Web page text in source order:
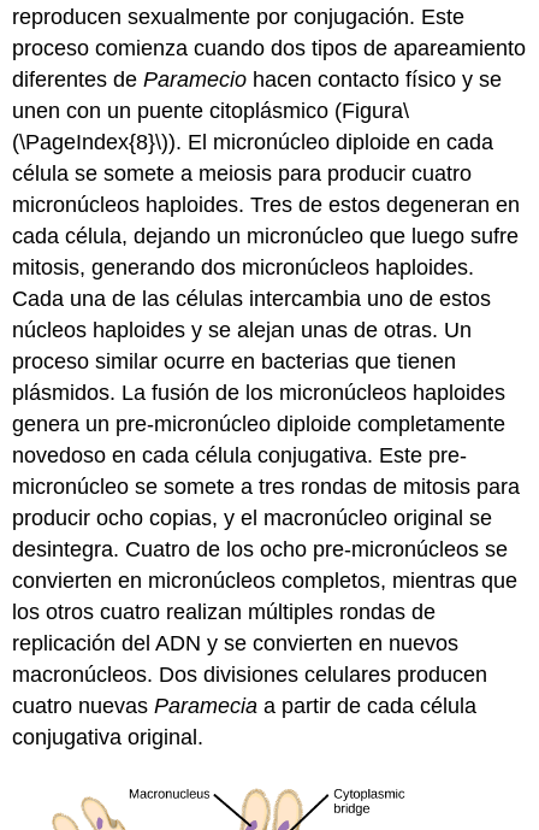
reproducen sexualmente por conjugación. Este
proceso comienza cuando dos tipos de apareamiento
diferentes deParamecio hacen contacto físico y se
unen con un puente citoplásmico (Figura\
(\PageIndex{8}\)). El micronúcleo diploide en cada
célula se somete a meiosis para producir cuatro
micronúcleos haploides. Tres de estos degeneran en
cada célula, dejando un micronúcleo que luego sufre
mitosis, generando dos micronúcleos haploides.
Cada una de las células intercambia uno de estos
núcleos haploides y se alejan unas de otras. Un
proceso similar ocurre en bacterias que tienen
plásmidos. La fusión de los micronúcleos haploides
genera un pre-micronúcleo diploide completamente
novedoso en cada célula conjugativa. Este pre-
micronúcleo se somete a tres rondas de mitosis para
producir ocho copias, y el macronúcleo original se
desintegra. Cuatro de los ocho pre-micronúcleos se
convierten en micronúcleos completos, mientras que
los otros cuatro realizan múltiples rondas de
replicación del ADN y se convierten en nuevos
macronúcleos. Dos divisiones celulares producen
cuatro nuevasParamecia a partir de cada célula
conjugativa original.